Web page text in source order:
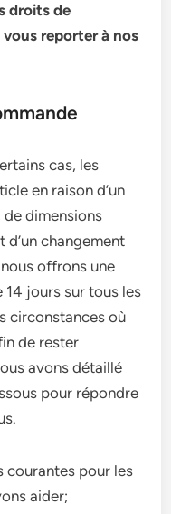
droits de
reporter à nos
cas, les
en raison d’un
dimensions
changement
offrons une
jours sur tous les
circonstances où
de rester
avons détaillé
pour répondre
courantes pour les
aider;